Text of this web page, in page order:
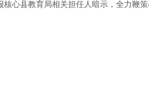
心县教育局相关担任人暗示，全力鞭